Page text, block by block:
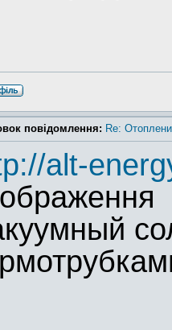
повідомлення: Re:
alt-